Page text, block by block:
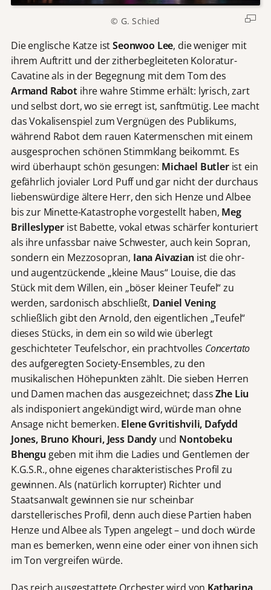
© G. Schied
Die englische Katze istSeonwoo Lee, die weniger mit
ihrem Auftritt und der zitherbegleiteten Koloratur-
Cavatine als in der Begegnung mit dem Tom des
Armand Rabot ihre wahre Stimme erhält: lyrisch, zart
und selbst dort, wo sie erregt ist, sanftmütig. Lee macht
das Vokalisenspiel zum Vergnügen des Publikums,
während Rabot dem rauen Katermenschen mit einem
ausgesprochen schönen Stimmklang beikommt. Es
wird überhaupt schön gesungen: Michael Butlerist ein
gefährlich jovialer Lord Puff und gar nicht der durchaus
liebenswürdige ältere Herr, den sich Henze und Albee
bis zur Minette-Katastrophe vorgestellt haben, Meg
Brilleslyper ist Babette, vokal etwas schärfer konturiert
als ihre unfassbar naive Schwester, auch kein Sopran,
sondern ein Mezzosopran, Iana Aivazianist die ohr-
und augentzückende „kleine Maus“ Louise, die das
Stück mit dem Willen, ein „böser kleiner Teufel“ zu
werden, sardonisch abschließt, Daniel Vening
schließlich gibt den Arnold, den eigentlichen „Teufel“
dieses Stücks, in dem ein so wild wie überlegt
geschichteter Teufelschor, ein prachtvolles Concertato
des aufgeregten Society-Ensembles, zu den
musikalischen Höhepunkten zählt. Die sieben Herren
und Damen machen das ausgezeichnet; dassZhe Liu
als indisponiert angekündigt wird, würde man ohne
Ansage nicht bemerken. Elene Gvritishvili, Dafydd
Jones, Bruno Khouri, Jess Dandyund Nontobeku
Bhengu geben mit ihm die Ladies und Gentlemen der
K.G.S.R., ohne eigenes charakteristisches Profil zu
gewinnen. Als (natürlich korrupter) Richter und
Staatsanwalt gewinnen sie nur scheinbar
darstellerisches Profil, denn auch diese Partien haben
Henze und Albee als Typen angelegt – und doch würde
man es bemerken, wenn eine oder einer von ihnen sich
im Ton vergreifen würde.
Das reich ausgestattete Orchester wird von Katharina